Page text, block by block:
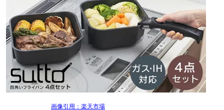
画像引用：楽天市場